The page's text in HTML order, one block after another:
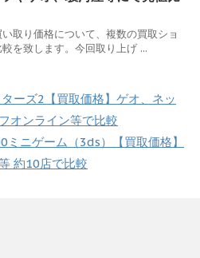
取り価格について、複数の買取ショ
を致します。今回取り上げ ...
ーズ2【買取価格】ゲオ、ネッ
オンライン等で比較
ミニゲーム（3ds）【買取価格】
約10店で比較